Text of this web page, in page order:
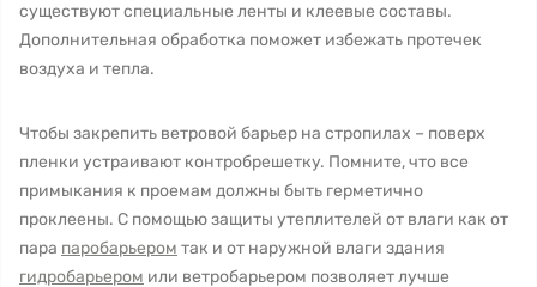
существуют специальные ленты и клеевые составы.
Дополнительная обработка поможет избежать протечек
воздуха и тепла.
Чтобы закрепить ветровой барьер на стропилах – поверх
пленки устраивают контробрешетку. Помните, что все
примыкания к проемам должны быть герметично
проклеены. С помощью защиты утеплителей от влаги как от
пара паробарьером так и от наружной влаги здания
гидробарьером или ветробарьером позволяет лучше